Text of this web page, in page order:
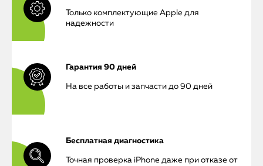
Только комплектующие Apple для
надежности
Гарантия 90 дней
На все работы и запчасти до 90 дней
Бесплатная диагностика
Точная проверка iPhone даже при отказе от